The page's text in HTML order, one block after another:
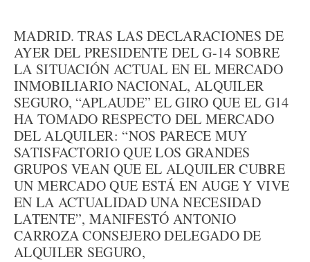
MADRID. TRAS LAS DECLARACIONES DE
AYER DEL PRESIDENTE DEL G-14 SOBRE
LA SITUACIÓN ACTUAL EN EL MERCADO
INMOBILIARIO NACIONAL, ALQUILER
SEGURO, “APLAUDE” EL GIRO QUE EL G14
HA TOMADO RESPECTO DEL MERCADO
DEL ALQUILER: “NOS PARECE MUY
SATISFACTORIO QUE LOS GRANDES
GRUPOS VEAN QUE EL ALQUILER CUBRE
UN MERCADO QUE ESTÁ EN AUGE Y VIVE
EN LA ACTUALIDAD UNA NECESIDAD
LATENTE”, MANIFESTÓ ANTONIO
CARROZA CONSEJERO DELEGADO DE
ALQUILER SEGURO,